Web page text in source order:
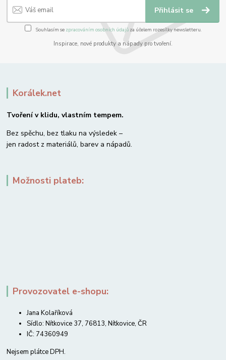
Přihlásit se
Souhlasím se zpracováním osobních údajůza účelem rozesílky newsletteru.
Inspirace, nové produkty a nápady pro tvoření.
Korálek.net
Tvoření v klidu, vlastním tempem.
Bez spěchu, bez tlaku na výsledek –
jen radost z materiálů, barev a nápadů.
Možnosti plateb:
Provozovatel e-shopu:
Jana Kolaříková
Sídlo: Nítkovice 37, 76813, Nítkovice, ČR
IČ: 74360949
Nejsem plátce DPH.